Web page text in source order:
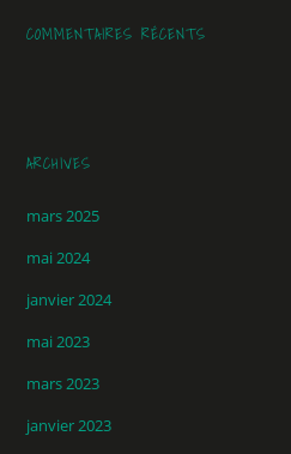
COMMENTAIRES RÉCENTS
ARCHIVES
mars 2025
mai 2024
janvier 2024
mai 2023
mars 2023
janvier 2023